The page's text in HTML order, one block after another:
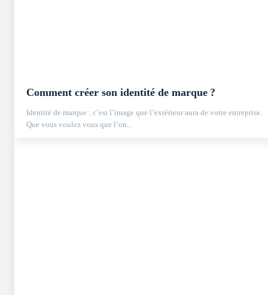
Comment créer son identité de marque ?
Identité de marque : c’est l’image que l’extérieur aura de votre entreprise.
Que vous voulez vous que l’on...